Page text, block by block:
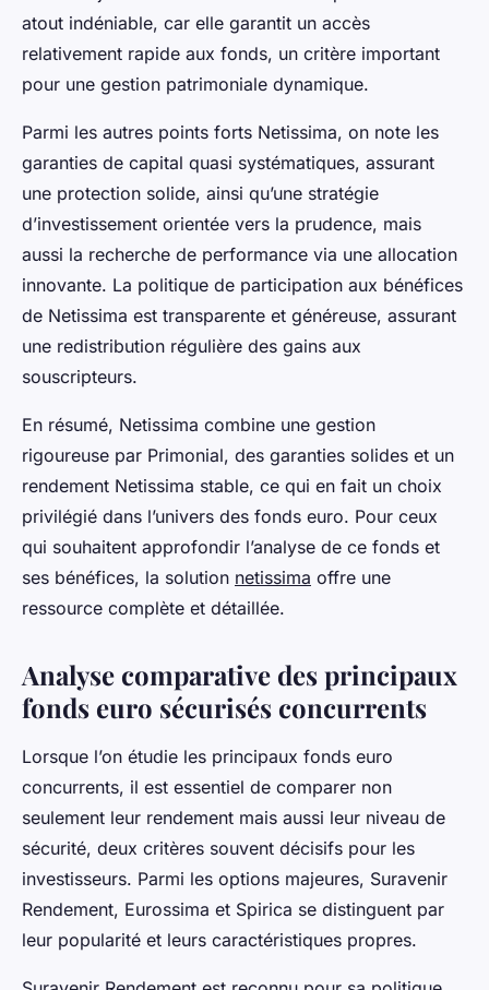
atout indéniable, car elle garantit un accès
relativement rapide aux fonds, un critère important
pour une gestion patrimoniale dynamique.
Parmi les autres points forts Netissima, on note les
garanties de capital quasi systématiques, assurant
une protection solide, ainsi qu’une stratégie
d’investissement orientée vers la prudence, mais
aussi la recherche de performance via une allocation
innovante. La politique de participation aux bénéfices
de Netissima est transparente et généreuse, assurant
une redistribution régulière des gains aux
souscripteurs.
En résumé, Netissima combine une gestion
rigoureuse par Primonial, des garanties solides et un
rendement Netissima stable, ce qui en fait un choix
privilégié dans l’univers des fonds euro. Pour ceux
qui souhaitent approfondir l’analyse de ce fonds et
ses bénéfices, la solution netissima offre une
ressource complète et détaillée.
Analyse comparative des principaux
fonds euro sécurisés concurrents
Lorsque l’on étudie les principaux fonds euro
concurrents, il est essentiel de comparer non
seulement leur rendement mais aussi leur niveau de
sécurité, deux critères souvent décisifs pour les
investisseurs. Parmi les options majeures, Suravenir
Rendement, Eurossima et Spirica se distinguent par
leur popularité et leurs caractéristiques propres.